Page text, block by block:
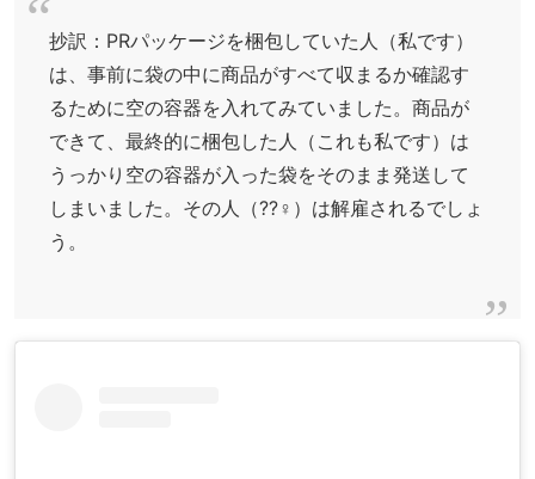
抄訳：PRパッケージを梱包していた人（私です）
は、事前に袋の中に商品がすべて収まるか確認す
るために空の容器を入れてみていました。商品が
できて、最終的に梱包した人（これも私です）は
うっかり空の容器が入った袋をそのまま発送して
しまいました。その人（??‍♀️）は解雇されるでしょ
う。